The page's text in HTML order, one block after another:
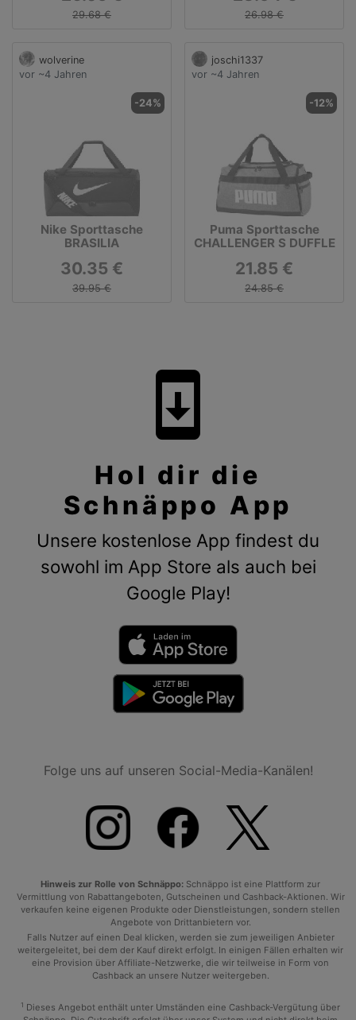
29.68 € 26.98 €
wolverine
vor ~4 Jahren
-24%
Nike Sporttasche
BRASILIA
30.35 €
39.95 €
joschi1337
vor ~4 Jahren
-12%
Puma Sporttasche
CHALLENGER S DUFFLE
21.85 €
24.85 €
system_update
Hol dir die
Schnäppo App
Unsere kostenlose App findest du
sowohl im App Store als auch bei
Google Play!
Folge uns auf unseren Social-Media-Kanälen!
Hinweis zur Rolle von Schnäppo: Schnäppo ist eine Plattform zur
Vermittlung von Rabattangeboten, Gutscheinen und Cashback-Aktionen. Wir
verkaufen keine eigenen Produkte oder Dienstleistungen, sondern stellen
Angebote von Drittanbietern vor.
Falls Nutzer auf einen Deal klicken, werden sie zum jeweiligen Anbieter
weitergeleitet, bei dem der Kauf direkt erfolgt. In einigen Fällen erhalten wir
eine Provision über Affiliate-Netzwerke, die wir teilweise in Form von
Cashback an unsere Nutzer weitergeben.
1 Dieses Angebot enthält unter Umständen eine Cashback-Vergütung über